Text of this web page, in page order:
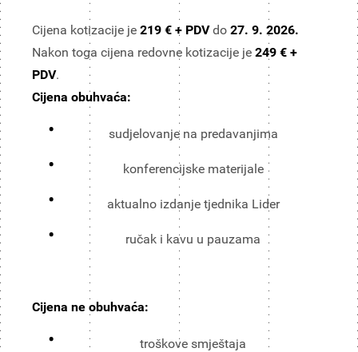
Cijena kotizacije je 219 € + PDVdo 27. 9. 2026.
Nakon toga cijena redovne kotizacije je 249 € +
PDV.
Cijena obuhvaća:
sudjelovanje na predavanjima
konferencijske materijale
aktualno izdanje tjednika Lider
ručak i kavu u pauzama
Cijena ne obuhvaća:
troškove smještaja